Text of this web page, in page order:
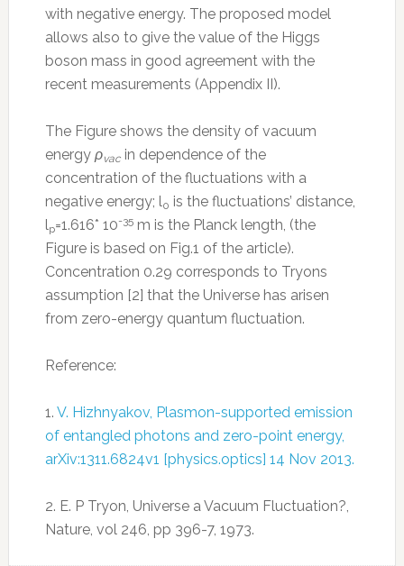
with negative energy. The proposed model
allows also to give the value of the Higgs
boson mass in good agreement with the
recent measurements (Appendix II).
The Figure shows the density of vacuum
energy ρvacin dependence of the
concentration of the fluctuations with a
negative energy; l0 is the fluctuations’ distance,
lp=1.616* 10-35m is the Planck length, (the
Figure is based on Fig.1 of the article).
Concentration 0.29 corresponds to Tryons
assumption [2] that the Universe has arisen
from zero-energy quantum fluctuation.
Reference:
1. V. Hizhnyakov, Plasmon-supported emission
of entangled photons and zero-point energy,
arXiv:1311.6824v1 [physics.optics] 14 Nov 2013.
2. E. P Tryon, Universe a Vacuum Fluctuation?,
Nature, vol 246, pp 396-7, 1973.